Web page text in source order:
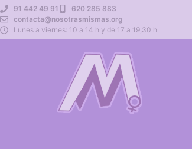
91 442 49 91
620 285 883
contacta@nosotrasmismas.org
Lunes a viernes: 10 a 14 h y de 17 a 19,30 h